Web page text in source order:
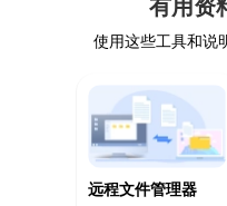
有用资
使用这些工具和说
远程文件管理器